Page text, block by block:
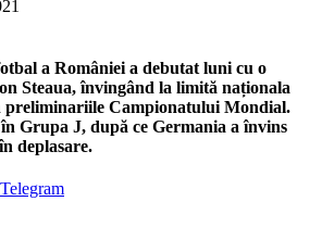
a României a debutat luni cu o
Steaua, învingând la limită naționala
preliminariile Campionatului Mondial.
Grupa J, după ce Germania a învins
deplasare.
Telegram